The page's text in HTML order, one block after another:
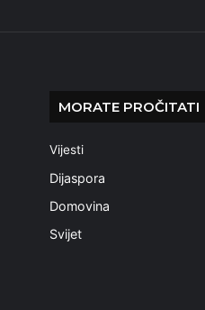
MORATE PROČITATI
Vijesti
Dijaspora
Domovina
Svijet